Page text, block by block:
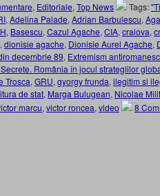
, Editoriale, Top News Tags:
, Adelina Palade, Adrian Barbulescu,
, Basescu, Cazul Agache, CIA, craiova,
, dionisie agache, Dionisie Aurel Agache,
decembrie 89, Extremism antiromanesc
România în jocul strategiilor
Trosca, GRU, gyorgy frunda, ilegitim si
de stat, Marga Bulugean, Nicolae
marcu, victor roncea, video 8